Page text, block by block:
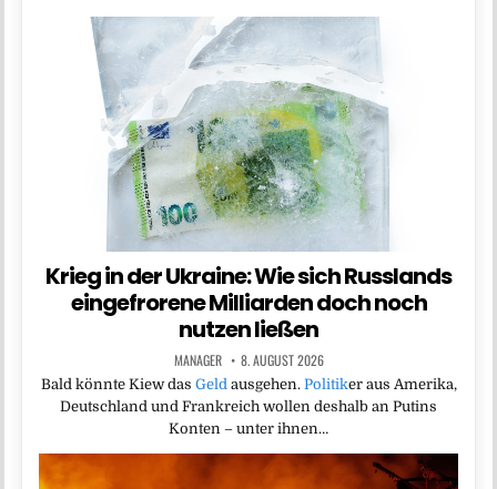
Krieg in der Ukraine: Wie sich Russlands
eingefrorene Milliarden doch noch
nutzen ließen
MANAGER 8. AUGUST 2026
Bald könnte Kiew das Geld ausgehen. Politiker aus Amerika,
Deutschland und Frankreich wollen deshalb an Putins
Konten – unter ihnen…